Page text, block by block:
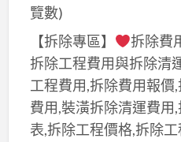
覽數)
【拆除專區】
拆除費
拆除工程費用與拆除清
工程費用,拆除費用報價
費用,裝潢拆除清運費用
表,拆除工程價格,拆除